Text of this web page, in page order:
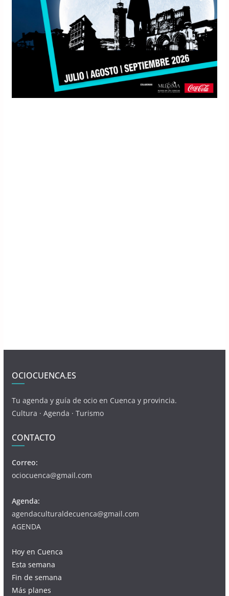
OCIOCUENCA.ES
Tu agenda y guía de ocio en Cuenca y provincia.
Cultura · Agenda · Turismo
CONTACTO
Correo:
ociocuenca@gmail.com
Agenda:
agendaculturaldecuenca@gmail.com
AGENDA
Hoy en Cuenca
Esta semana
Fin de semana
Más planes